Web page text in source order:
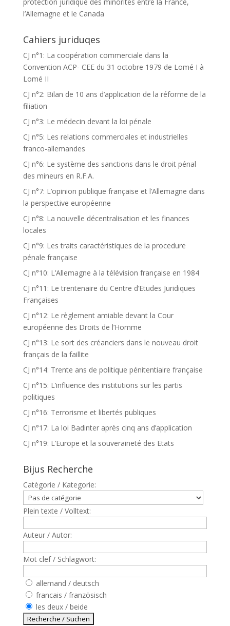
l’Allemagne et le Canada
Cahiers juriduqes
CJ n°1: La coopération commerciale dans la
Convention ACP- CEE du 31 octobre 1979 de Lomé I à
Lomé II
CJ n°2: Bilan de 10 ans d’application de la réforme de la
filiation
CJ n°3: Le médecin devant la loi pénale
CJ n°5: Les relations commerciales et industrielles
franco-allemandes
CJ n°6: Le système des sanctions dans le droit pénal
des mineurs en R.F.A.
CJ n°7: L’opinion publique française et l’Allemagne dans
la perspective européenne
CJ n°8: La nouvelle décentralisation et les finances
locales
CJ n°9: Les traits caractéristiques de la procedure
pénale française
CJ n°10: L’Allemagne à la télévision française en 1984
CJ n°11: Le trentenaire du Centre d’Etudes Juridiques
Françaises
CJ n°12: Le règlement amiable devant la Cour
européenne des Droits de l’Homme
CJ n°13: Le sort des créanciers dans le nouveau droit
français de la faillite
CJ n°14: Trente ans de politique pénitentiaire française
CJ n°15: L’influence des institutions sur les partis
politiques
CJ n°16: Terrorisme et libertés publiques
CJ n°17: La loi Badinter après cinq ans d’application
CJ n°19: L’Europe et la souveraineté des Etats
Bijus Recherche
Catègorie / Kategorie:
Plein texte / Volltext:
Auteur / Autor:
Mot clef / Schlagwort:
allemand / deutsch
francais / französisch
les deux / beide